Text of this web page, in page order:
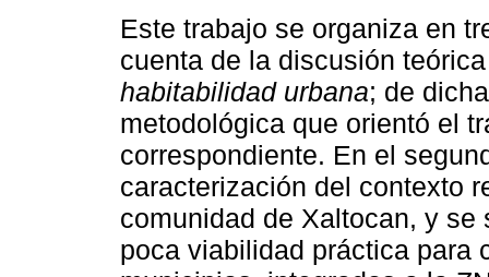
Este trabajo se organiza en
cuenta de la discusión
habitabilidad urbana; de
metodológica que orientó el
correspondiente. En el
caracterización del contexto
comunidad de Xaltocan, y
poca viabilidad práctica para